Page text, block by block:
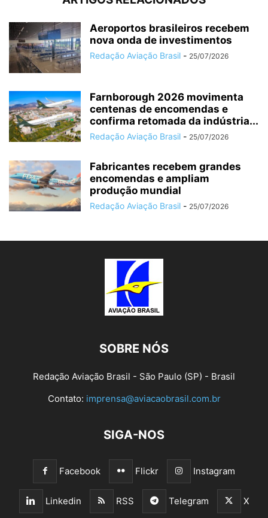
Aeroportos brasileiros recebem
nova onda de investimentos
Redação Aviação Brasil - 25/07/2026
Farnborough 2026 movimenta
centenas de encomendas e
confirma retomada da indústria...
Redação Aviação Brasil - 25/07/2026
Fabricantes recebem grandes
encomendas e ampliam
produção mundial
Redação Aviação Brasil - 25/07/2026
SOBRE NÓS
Redação Aviação Brasil - São Paulo (SP) - Brasil
Contato: imprensa@aviacaobrasil.com.br
SIGA-NOS
Facebook Flickr Instagram
Linkedin RSS Telegram X